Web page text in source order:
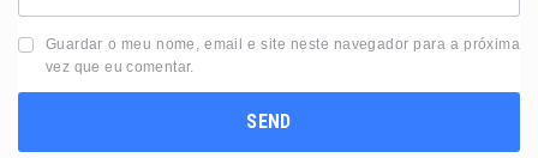
Guardar o meu nome, email e site neste navegador para a próxima
vez que eu comentar.